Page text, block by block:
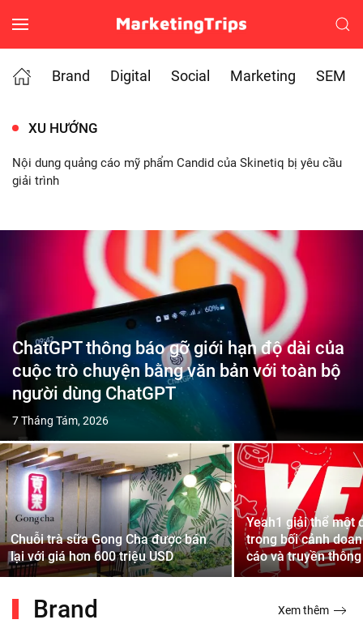
Skip to main content
Brand
Digital Social Marketing SEM
XU HƯỚNG
Nhà sách Phương Nam đóng cửa nhà sách đã tồn tại 44 năm
ChatGPT thông báo gỡ giới hạn độ dài của
cuộc trò chuyện bằng văn bản với toàn bộ
người dùng ChatGPT
7 Tháng Tám, 2026
Chuỗi trà sữa Gong Cha được bán
lại với giá hơn 600 triệu USD
Yeah1 giải thể một
trong bối cảnh
cáo và truyền
Brand Xem thêm